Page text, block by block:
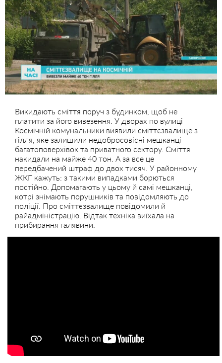
Викидають сміття поруч з будинком, щоб не
платити за його вивезення. У дворах по вулиці
Космічній комунальники виявили сміттєзвалище з
гілля, яке залишили недобросовісні мешканці
багатоповерхівок та приватного сектору. Сміття
накидали на майже 40 тон. А за все це
передбачений штраф до двох тисяч. У районному
ЖКГ кажуть: з такими випадками борються
постійно. Допомагають у цьому й самі мешканці,
котрі знімають порушників та повідомляють до
поліції. Про сміттєзвалище повідомили й
райадміністрацію. Відтак техніка виїхала на
прибирання галявини.